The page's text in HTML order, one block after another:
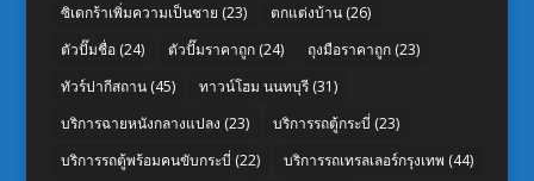
ซิเดกร้าเพิ่มความเป็นชาย (23) ตกแต่งบ้าน(26)
ตัวปั๊มชื่อ(24) ตัวปั๊มราคาถูก(24) ถุงมือราคาถูก(23)
ทัวร์ปากีสถาน(45) ทาวน์โฮม นนทบุรี(31)
บริการฉายหนังกลางแปลง (23) บริการรถตู้กระบี่ (23)
บริการรถตู้พร้อมคนขับกระบี่ (22) บริการรถเทรลเลอร์กรุงเทพ (44)